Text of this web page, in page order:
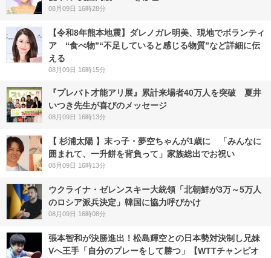
08月09日 16時28分
【令和8年熊本地震】ダレノガレ明美、現地でボランティ
ア “食べ物”“不足していると感じる物質”など詳細に伝
える
08月09日 16時15分
『プレバト才能アリ展』累計来場者40万人を突破 夏井
いつき先生が喜びのメッセージ
08月09日 16時13分
【 杉浦太陽 】末っ子・夢空ちゃんが1歳に 「みんなに
囲まれて、一升餅を背負って」家族総出でお祝い
08月09日 16時13分
ウクライナ・ゼレンスキー大統領「北朝鮮が3万～5万人
のロシア派兵決定」韓国に協力呼びかけ
08月09日 16時08分
張本智和が決勝進出！松島輝空との日本勢対決制し兄妹
Vへ王手「自分のプレーをして勝つ」【WTTチャンピオ